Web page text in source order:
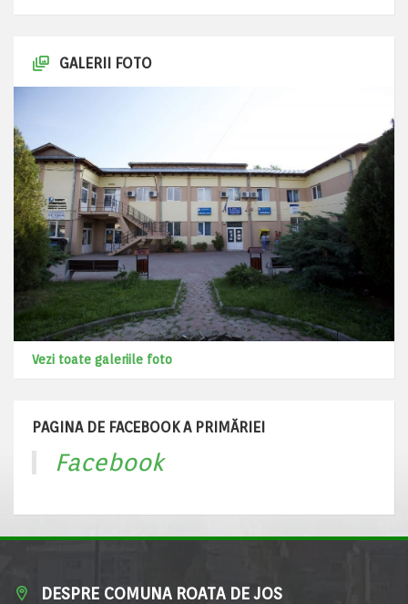
GALERII FOTO
Vezi toate galeriile foto
PAGINA DE FACEBOOK A PRIMĂRIEI
Facebook
DESPRE COMUNA ROATA DE JOS